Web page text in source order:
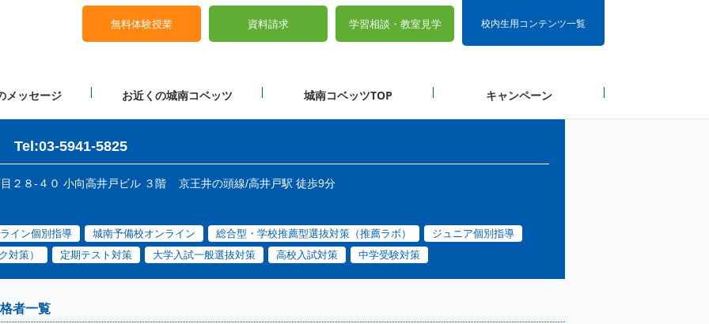
校内生用コンテンツ一覧
無料体験授業 資料請求 学習相談・ 教室見学
メッセージ お近くの城南コベッツ 城南コベッツTOP キャンペーン
Tel:03-5941-5825
２８-４０ 小向高井戸ビル ３階
京王井の頭線/高井戸駅 徒歩9分
イン個別指導 城南予備校オンライン 総合型・学校推薦型選抜対策（推薦ラボ）
ジュニア個別指導
対策） 定期テスト対策 大学入試一般選抜対策 高校入試対策 中学受験対策
者一覧